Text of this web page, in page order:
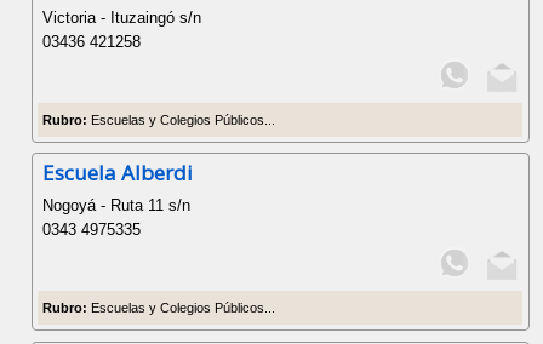
Victoria - Ituzaingó s/n
03436 421258
Rubro: Escuelas y Colegios Públicos...
Escuela Alberdi
Nogoyá - Ruta 11 s/n
0343 4975335
Rubro: Escuelas y Colegios Públicos...